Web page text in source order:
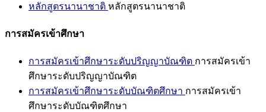
หลักสูตรนานาชาติ หลักสูตรนานาชาติ
การสมัครเข้าศึกษา
การสมัครเข้าศึกษาระดับปริญญาบัณฑิต การสมัครเข้า
ศึกษาระดับปริญญาบัณฑิต
การสมัครเข้าศึกษาระดับบัณฑิตศึกษา การสมัครเข้า
ศึกษาระดับบัณฑิตศึกษา